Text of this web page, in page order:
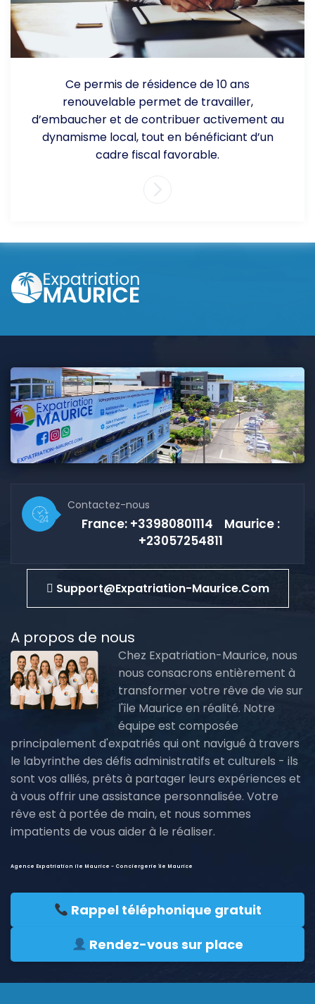
Ce permis de résidence de 10 ans
renouvelable permet de travailler,
d’embaucher et de contribuer activement au
dynamisme local, tout en bénéficiant d’un
cadre fiscal favorable.
Contactez-nous
France: +33980801114 Maurice :
+23057254811
Support@expatriation-Maurice.com
A propos de nous
Chez Expatriation-Maurice, nous
nous consacrons entièrement à
transformer votre rêve de vie sur
l'île Maurice en réalité. Notre
équipe est composée
principalement d'expatriés qui ont navigué à travers
le labyrinthe des défis administratifs et culturels - ils
sont vos alliés, prêts à partager leurs expériences et
à vous offrir une assistance personnalisée. Votre
rêve est à portée de main, et nous sommes
impatients de vous aider à le réaliser.
Agence Expatriation ile Maurice - Conciergerie île Maurice
Rappel téléphonique gratuit
Rendez-vous sur place